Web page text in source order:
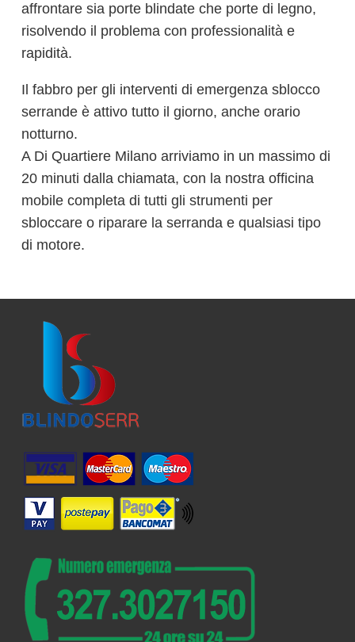
affrontare sia porte blindate che porte di legno,
risolvendo il problema con professionalità e
rapidità.
Il fabbro per gli interventi di emergenza sblocco
serrande è attivo tutto il giorno, anche orario
notturno.
A Di Quartiere Milano arriviamo in un massimo di
20 minuti dalla chiamata, con la nostra officina
mobile completa di tutti gli strumenti per
sbloccare o riparare la serranda e qualsiasi tipo
di motore.